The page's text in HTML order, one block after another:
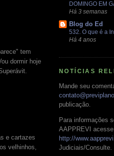
tem
dormir hoje
e cartazes
velhinhos,
DOMINGO EM
Há 3 semanas
Blog do Ed
532. O que é a
Há 4 anos
NOTÍCIAS
Mande seu
publicação.
Para informações
AAPPREVI
http://
Judiciais/Consulte.